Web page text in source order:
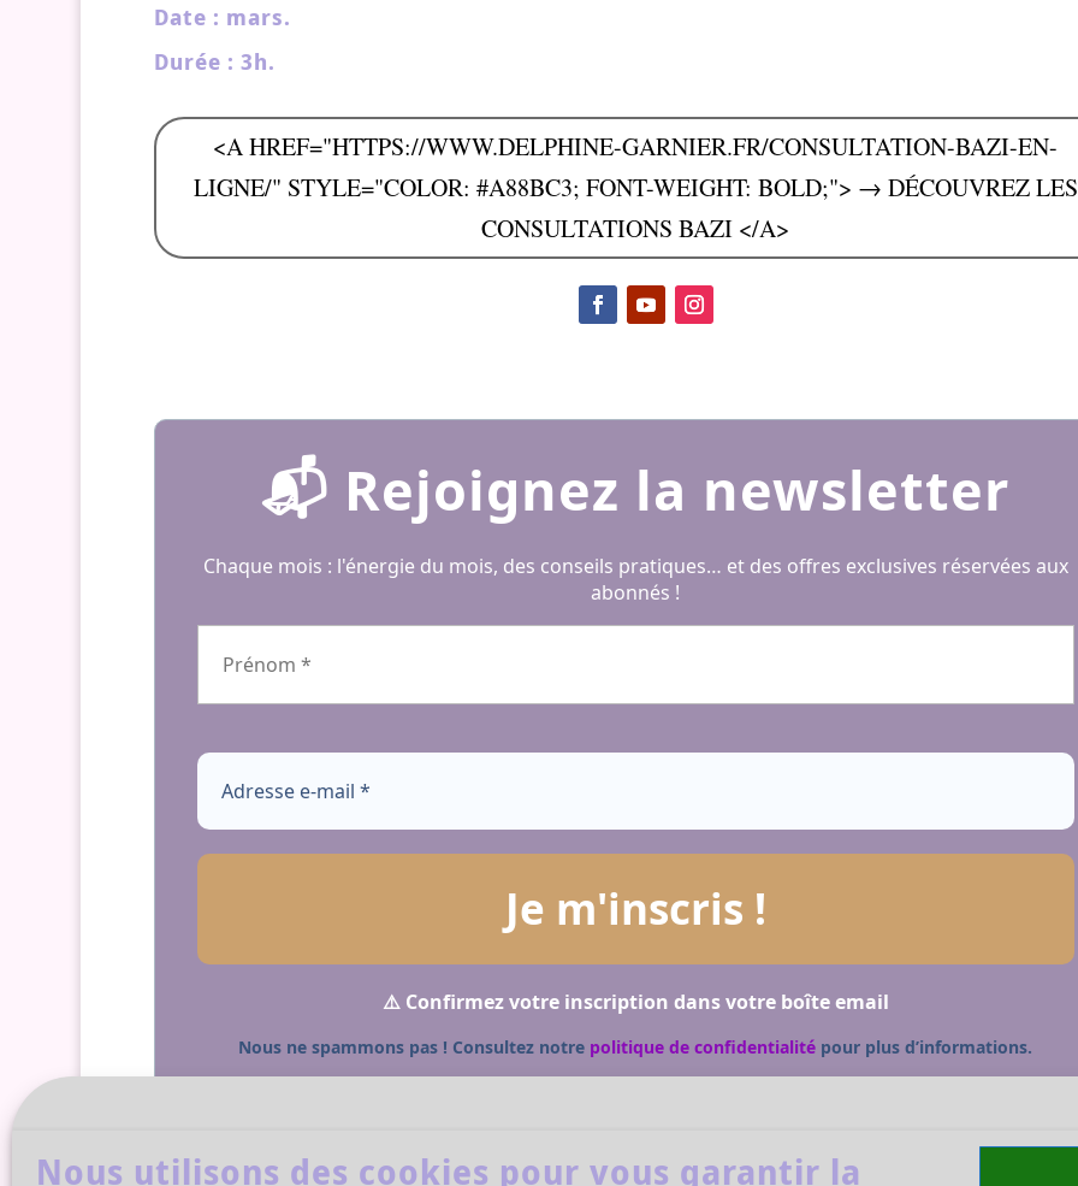
Nous utilisons des cookies pour vous garantir la
Date : mars.
Durée : 3h.
<A HREF="HTTPS://WWW.DELPHINE-GARNIER.FR/CONSULTATION-BAZI-EN-
LIGNE/" STYLE="COLOR: #A88BC3; FONT-WEIGHT: BOLD;"> → DÉCOUVREZ LES
CONSULTATIONS BAZI </A>
📬 Rejoignez la newsletter
Chaque mois : l'énergie du mois, des conseils pratiques… et des offres exclusives réservées aux
abonnés !
⚠️ Confirmez votre inscription dans votre boîte email
Nous ne spammons pas ! Consultez notre politique de confidentialité pour plus d’informations.